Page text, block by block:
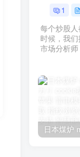
1
每个炒股
时候，我
市场分析